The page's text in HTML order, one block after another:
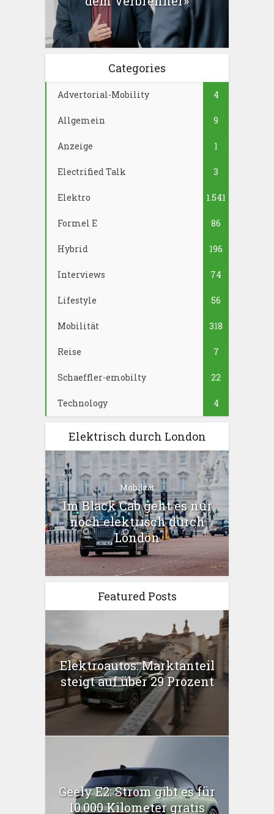
Categories
Advertorial-Mobility 4
Allgemein 9
Anzeige 1
Electrified Talk 3
Elektro 1.541
Formel E 86
Hybrid 196
Interviews 74
Lifestyle 56
Mobilität 318
Reise 7
Schaeffler-emobilty 22
Technology 4
Elektrisch durch London
Mobilität
Im Black Cab geht es nur
noch elektrisch durch
London
Featured Posts
Elektroautos: Marktanteil
steigt auf über 29 Prozent
Geely E2: Strom gibt es für
10.000 Kilometer gratis